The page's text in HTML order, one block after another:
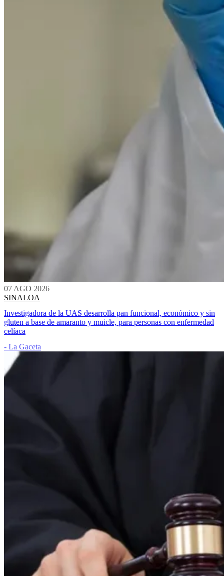
07 AGO 2026
SINALOA
Investigadora de la UAS desarrolla pan funcional, económico y sin
gluten a base de amaranto y muicle, para personas con enfermedad
celíaca
- La Gaceta